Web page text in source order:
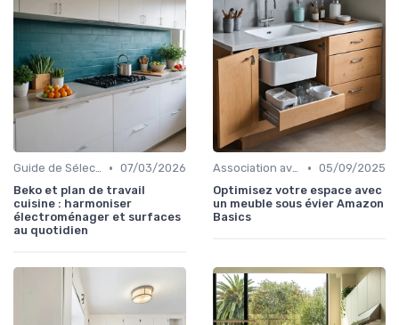
Guide de Sélection • 07/03/2026
Beko et plan de travail
cuisine : harmoniser
électroménager et surfaces
au quotidien
Association avec les Armoires de Cuisine • 05/09/2025
Optimisez votre espace avec
un meuble sous évier Amazon
Basics